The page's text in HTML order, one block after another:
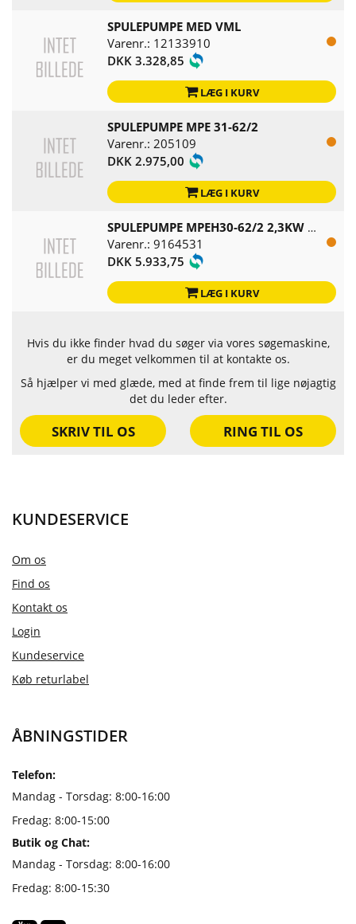
SPULEPUMPE MED VML
Varenr.: 12133910
DKK 3.328,85
LÆG I KURV
SPULEPUMPE MPE 31-62/2
Varenr.: 205109
DKK 2.975,00
LÆG I KURV
SPULEPUMPE MPEH30-62/2 2,3KW EU MED TRYKVENTIL
Varenr.: 9164531
DKK 5.933,75
LÆG I KURV
Hvis du ikke finder hvad du søger via vores søgemaskine,
er du meget velkommen til at kontakte os.
Så hjælper vi med glæde, med at finde frem til lige nøjagtig
det du leder efter.
SKRIV TIL OS RING TIL OS
KUNDESERVICE
Om os
Find os
Kontakt os
Login
Kundeservice
Køb returlabel
ÅBNINGSTIDER
Telefon:
Mandag - Torsdag: 8:00-16:00
Fredag: 8:00-15:00
Butik og Chat:
Mandag - Torsdag: 8:00-16:00
Fredag: 8:00-15:30